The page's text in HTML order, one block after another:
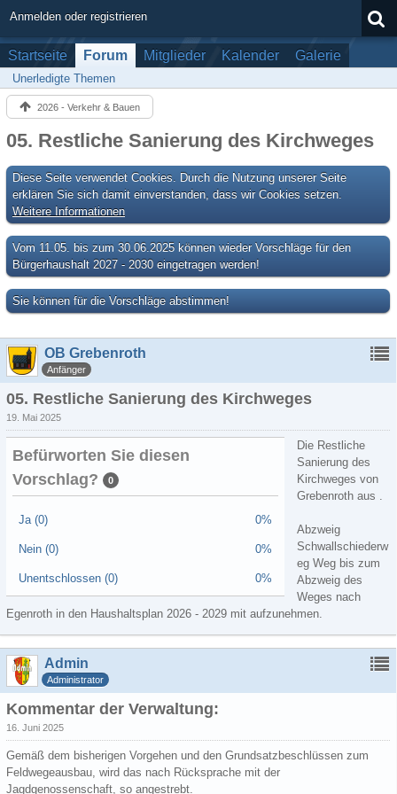
Anmelden oder registrieren
Startseite Forum Mitglieder Kalender Galerie
Unerledigte Themen
2026 - Verkehr & Bauen
05. Restliche Sanierung des Kirchweges
Diese Seite verwendet Cookies. Durch die Nutzung unserer Seite
erklären Sie sich damit einverstanden, dass wir Cookies setzen.
Weitere Informationen
Vom 11.05. bis zum 30.06.2025 können wieder Vorschläge für den
Bürgerhaushalt 2027 - 2030 eingetragen werden!
Sie können für die Vorschläge abstimmen!
OB Grebenroth
Anfänger
05. Restliche Sanierung des Kirchweges
19. Mai 2025
Befürworten Sie diesen
Vorschlag?
0
Ja (0) 0%
Nein (0) 0%
Unentschlossen (0) 0%
Die Restliche
Sanierung des
Kirchweges von
Grebenroth aus .
Abzweig
Schwallschiederw
eg Weg bis zum
Abzweig des
Weges nach
Egenroth in den Haushaltsplan 2026 - 2029 mit aufzunehmen.
Admin
Administrator
Kommentar der Verwaltung:
16. Juni 2025
Gemäß dem bisherigen Vorgehen und den Grundsatzbeschlüssen zum
Feldwegeausbau, wird das nach Rücksprache mit der
Jagdgenossenschaft, so angestrebt.